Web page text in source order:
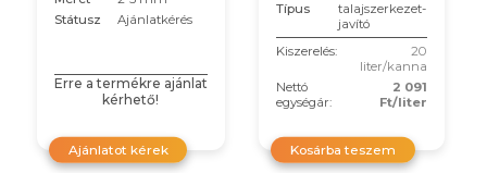
Státusz
Ajánlatkérés
Erre a termékre ajánlat
kérhető!
Ajánlatot kérek
Típus
talajszerkezet-
javító
Kiszerelés:
20
liter/kanna
Nettó
egységár:
2 091
Ft/liter
Kosárba teszem